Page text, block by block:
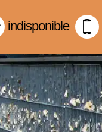
indisponible